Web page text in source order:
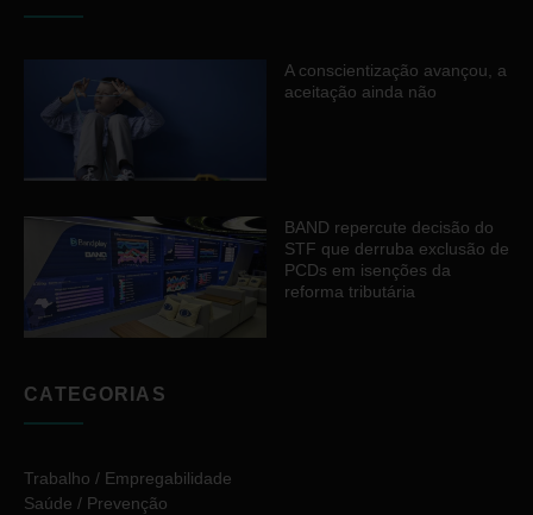
A conscientização avançou, a
aceitação ainda não
BAND repercute decisão do
STF que derruba exclusão de
PCDs em isenções da
reforma tributária
CATEGORIAS
Trabalho / Empregabilidade
Saúde / Prevenção